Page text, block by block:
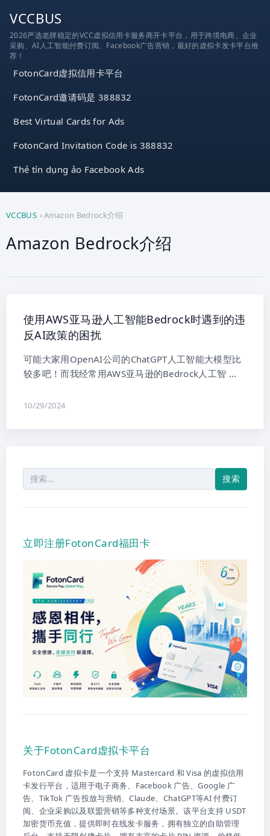
VCCBUS
2026严选老牌稳定的VCC虚拟信用卡服务商开卡平台，用于跨境电商、企业
采购、AI人工智能付费订阅、Facebook广告营销，最好的虚拟卡发卡平台推
荐！
FotonCard虚拟信用卡平台
FotonCard邀请码是 388832
Best Virtual Cards for Ads
FotonCard Invitation Code is 388832
Thẻ tín dụng ảo Facebook Ads
VCCBUS ›Amazon Bedrock介绍
Amazon Bedrock介绍
使用AWS亚马逊人工智能Bedrock时遇到的违
反AI政策的困扰
可能大家用OpenAI公司的ChatGPT人工智能大模型比
较多吧！而我经常用AWS亚马逊的Bedrock人工智 …
10/29/2024
索：
立即注册FotonCard福田卡
关于FotonCard虚拟卡平台
FotonCard 虚拟卡是一个支持 Mastercard 和 Visa 的虚拟信用
卡发行平台，适用于电子商务、Facebook 广告、Google 广
告、TikTok 广告投放与营销、Claude、ChatGPT等AI 付费订
阅、企业采购以及联盟营销等多种支付场景。该平台支持 USDT
加密货币充值，提供即时在线发卡服务，拥有独立的自助管理